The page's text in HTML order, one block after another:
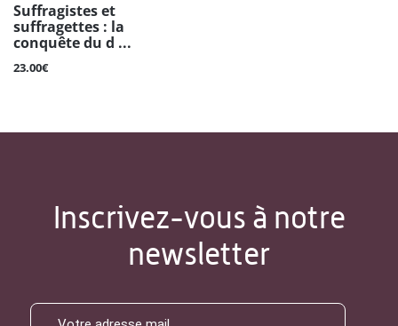
Suffragistes et
suffragettes : la
conquête du d ...
23.00€
Inscrivez-vous à notre
newsletter